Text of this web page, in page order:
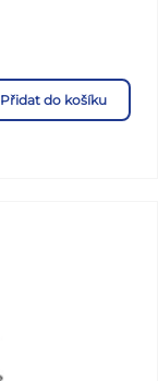
Přidat do košíku